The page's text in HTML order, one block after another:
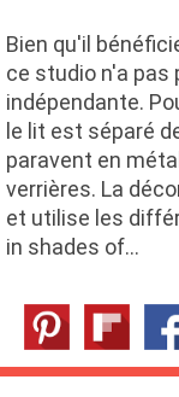
Bien qu'il
ce studio n'a pas
indépendante.
le lit est séparé
paravent en
verrières. La
et utilise les
in shades of…